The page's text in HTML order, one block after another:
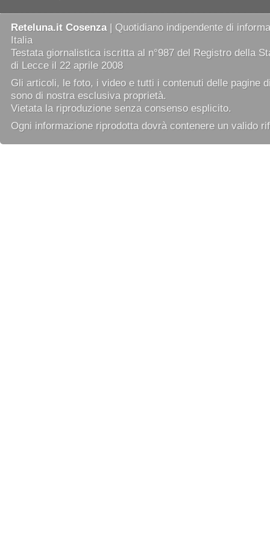
Reteluna.it Cosenza| Quotidiano indipendente di
Italia
Testata giornalistica iscritta al n°987 del Registro della
di Lecce il 22 aprile 2008
Gli articoli, le foto, i video e tutti i contenuti delle pagine
sono di nostra esclusiva proprietà.
Vietata la riproduzione senza consenso esplicito.
Ogni informazione riprodotta dovrà contenere un valido